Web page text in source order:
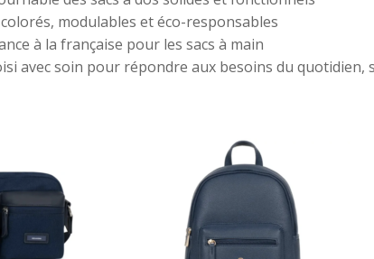
colorés, modulables et éco-responsables
à la française pour les sacs à main
avec soin pour répondre aux besoins du quotidien,